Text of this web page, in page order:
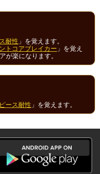
耐性 」を覚えます。
トコアブレイカー 」を覚え
が楽になります。
ース耐性 」を覚えます。